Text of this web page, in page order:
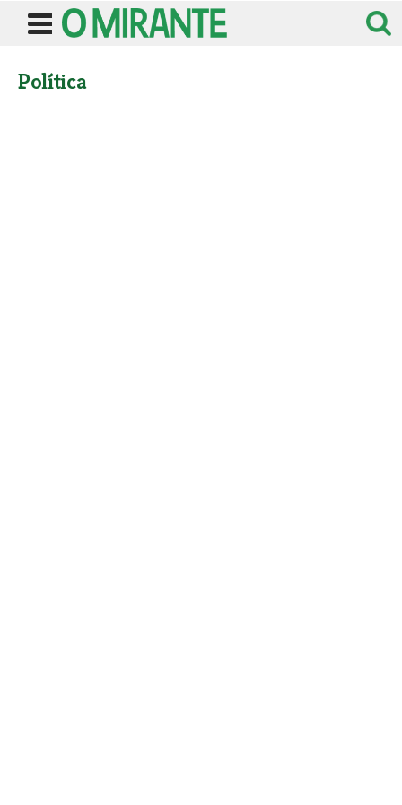
Política